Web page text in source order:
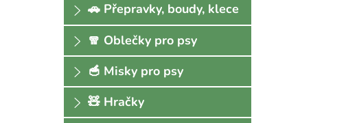
🚗 Přepravky, boudy, klece
🧣 Oblečky pro psy
🥣 Misky pro psy
🧸 Hračky